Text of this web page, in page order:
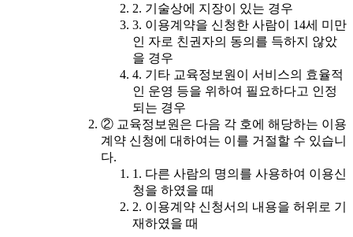
2. 기술상에 지장이 있는 경우
3. 이용계약을 신청한 사람이 14세 미만
인 자로 친권자의 동의를 득하지 않았
을 경우
4. 기타 교육정보원이 서비스의 효율적
인 운영 등을 위하여 필요하다고 인정
되는 경우
② 교육정보원은 다음 각 호에 해당하는 이용
계약 신청에 대하여는 이를 거절할 수 있습니
다.
1. 다른 사람의 명의를 사용하여 이용신
청을 하였을 때
2. 이용계약 신청서의 내용을 허위로 기
재하였을 때